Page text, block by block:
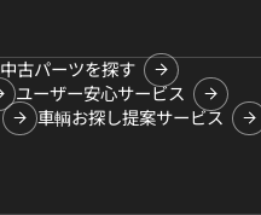
中古パーツを探す
ユーザー安心サービス
車輌お探し提案サービス